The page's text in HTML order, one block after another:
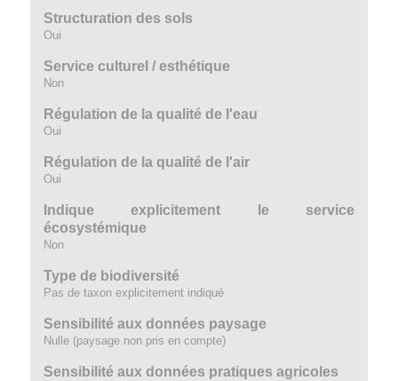
Structuration des sols
Oui
Service culturel / esthétique
Non
Régulation de la qualité de l'eau
Oui
Régulation de la qualité de l'air
Oui
Indique explicitement le service
écosystémique
Non
Type de biodiversité
Pas de taxon explicitement indiqué
Sensibilité aux données paysage
Nulle (paysage non pris en compte)
Sensibilité aux données pratiques agricoles